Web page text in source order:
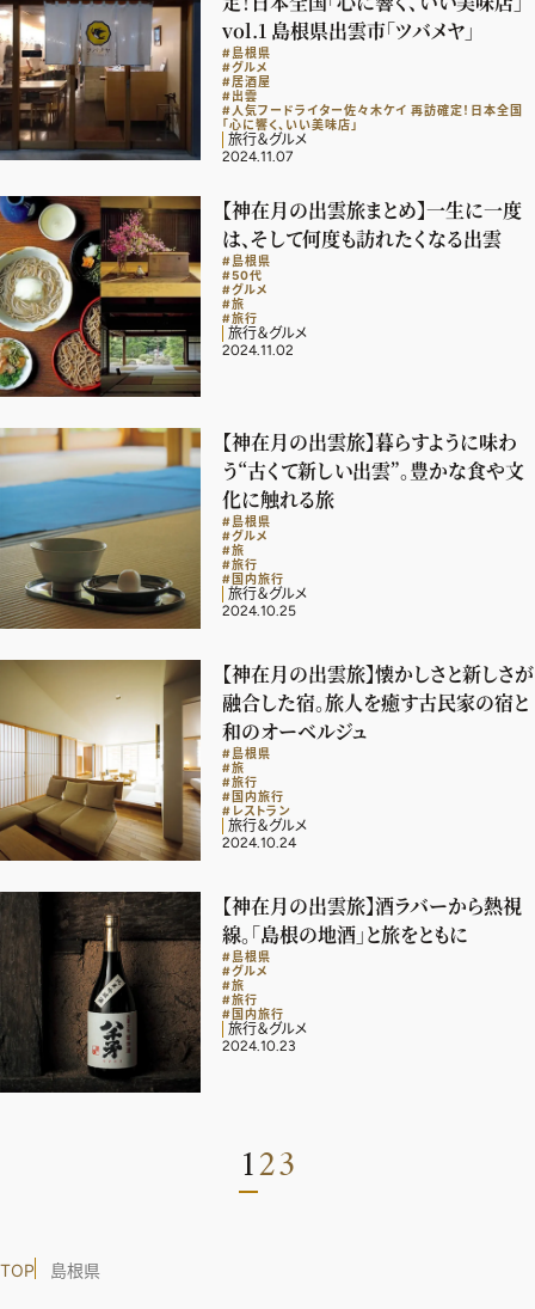
特典が満載！
新規会員登録はこちら
vol.1 島根県出雲市「ツバメヤ」
#島根県
#グルメ
#居酒屋
#出雲
#人気フードライター佐々木ケイ 再訪確定！日本全国
「心に響く、いい美味店」
旅行＆グルメ
2024.11.07
【神在月の出雲旅まとめ】一生に一度
は、そして何度も訪れたくなる出雲
#島根県
#50代
#グルメ
#旅
#旅行
旅行＆グルメ
2024.11.02
【神在月の出雲旅】暮らすように味わ
う“古くて新しい出雲”。豊かな食や文
化に触れる旅
#島根県
#グルメ
#旅
#旅行
#国内旅行
旅行＆グルメ
2024.10.25
【神在月の出雲旅】懐かしさと新しさが
融合した宿。旅人を癒す古民家の宿と
和のオーベルジュ
#島根県
#旅
#旅行
#国内旅行
#レストラン
旅行＆グルメ
2024.10.24
【神在月の出雲旅】酒ラバーから熱視
線。「島根の地酒」と旅をともに
#島根県
#グルメ
#旅
#旅行
#国内旅行
旅行＆グルメ
2024.10.23
123
TOP 島根県